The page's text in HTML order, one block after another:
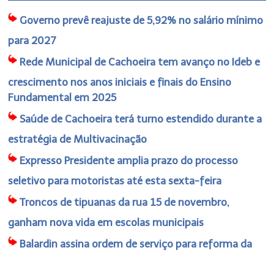
Governo prevê reajuste de 5,92% no salário mínimo
para 2027
Rede Municipal de Cachoeira tem avanço no Ideb e
crescimento nos anos iniciais e finais do Ensino
Fundamental em 2025
Saúde de Cachoeira terá turno estendido durante a
estratégia de Multivacinação
Expresso Presidente amplia prazo do processo
seletivo para motoristas até esta sexta-feira
Troncos de tipuanas da rua 15 de novembro,
ganham nova vida em escolas municipais
Balardin assina ordem de serviço para reforma da